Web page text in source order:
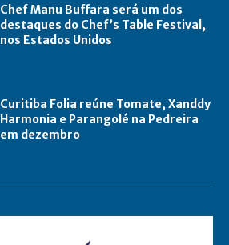
Chef Manu Buffara será um dos
destaques do Chef’s Table Festival,
nos Estados Unidos
Curitiba Folia reúne Tomate, Xanddy
Harmonia e Parangolé na Pedreira
em dezembro